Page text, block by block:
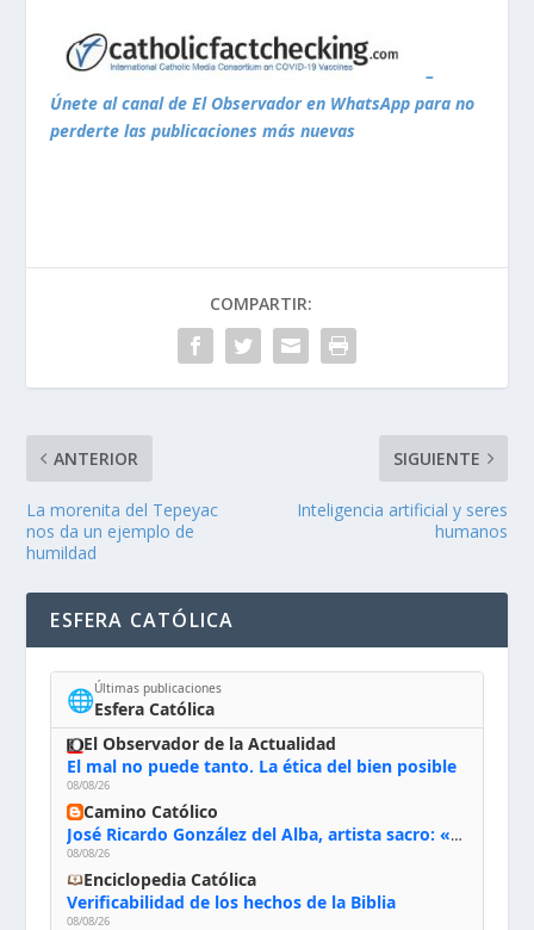
–
Únete al canal de El Observador en WhatsApp para no
perderte las publicaciones más nuevas
COMPARTIR:
ANTERIOR
La morenita del Tepeyac
nos da un ejemplo de
humildad
SIGUIENTE
Inteligencia artificial y seres
humanos
ESFERA CATÓLICA
🌐Últimas publicaciones
Esfera Católica
El Observador de la Actualidad
El mal no puede tanto. La ética del bien posible
08/08/26
Camino Católico
José Ricardo González del Alba, artista sacro: «Yo oro, hablo con Dios, le pido al Espíritu Santo su inspiración y siempre pinto rezando el rosario para que sea Él quien actúe a través de mis manos»
08/08/26
Enciclopedia Católica
Verificabilidad de los hechos de la Biblia
08/08/26